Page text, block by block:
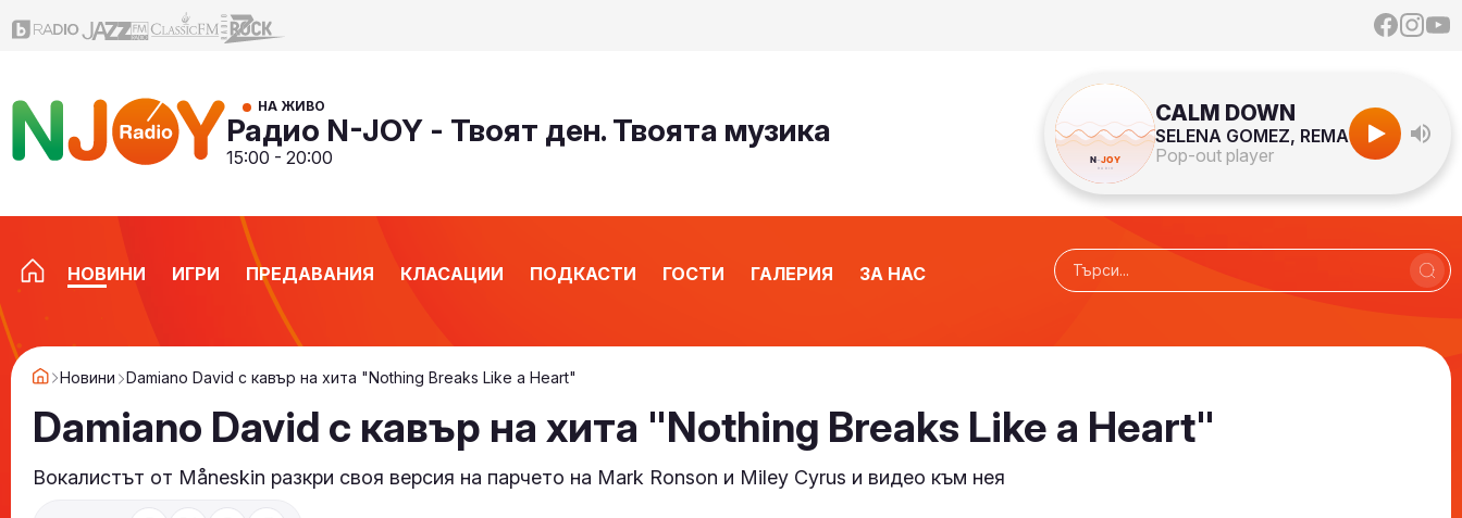
НА ЖИВО
Радио N-JOY - Твоят ден. Твоята музика
15:00 - 20:00
CALM DOWN
SELENA GOMEZ, REMA
Pop-out player
НОВИНИ ИГРИ ПРЕДАВАНИЯ КЛАСАЦИИ ПОДКАСТИ ГОСТИ ГАЛЕРИЯ ЗА НАС
Новини Damiano David с кавър на хита "Nothing Breaks Like a Heart"
Damiano David с кавър на хита "Nothing Breaks Like a Heart"
Вокалистът от Måneskin разкри своя версия на парчето на Mark Ronson и Miley Cyrus и видео към нея